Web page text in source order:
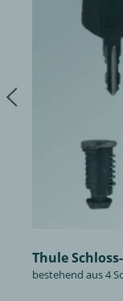
Thule
bestehend aus 4